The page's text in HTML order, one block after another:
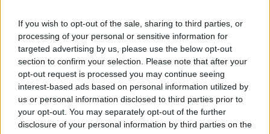
If you wish to opt-out of the sale, sharing to third parties, or
processing of your personal or sensitive information for
targeted advertising by us, please use the below opt-out
section to confirm your selection. Please note that after your
opt-out request is processed you may continue seeing
interest-based ads based on personal information utilized by
us or personal information disclosed to third parties prior to
your opt-out. You may separately opt-out of the further
disclosure of your personal information by third parties on the
Zjednoczenie jako ostatnia deska
ratunku?
Formalne połączenie Mołdawii z Rumunią to dziś
scenariusz niezwykle politycznie trudny, a